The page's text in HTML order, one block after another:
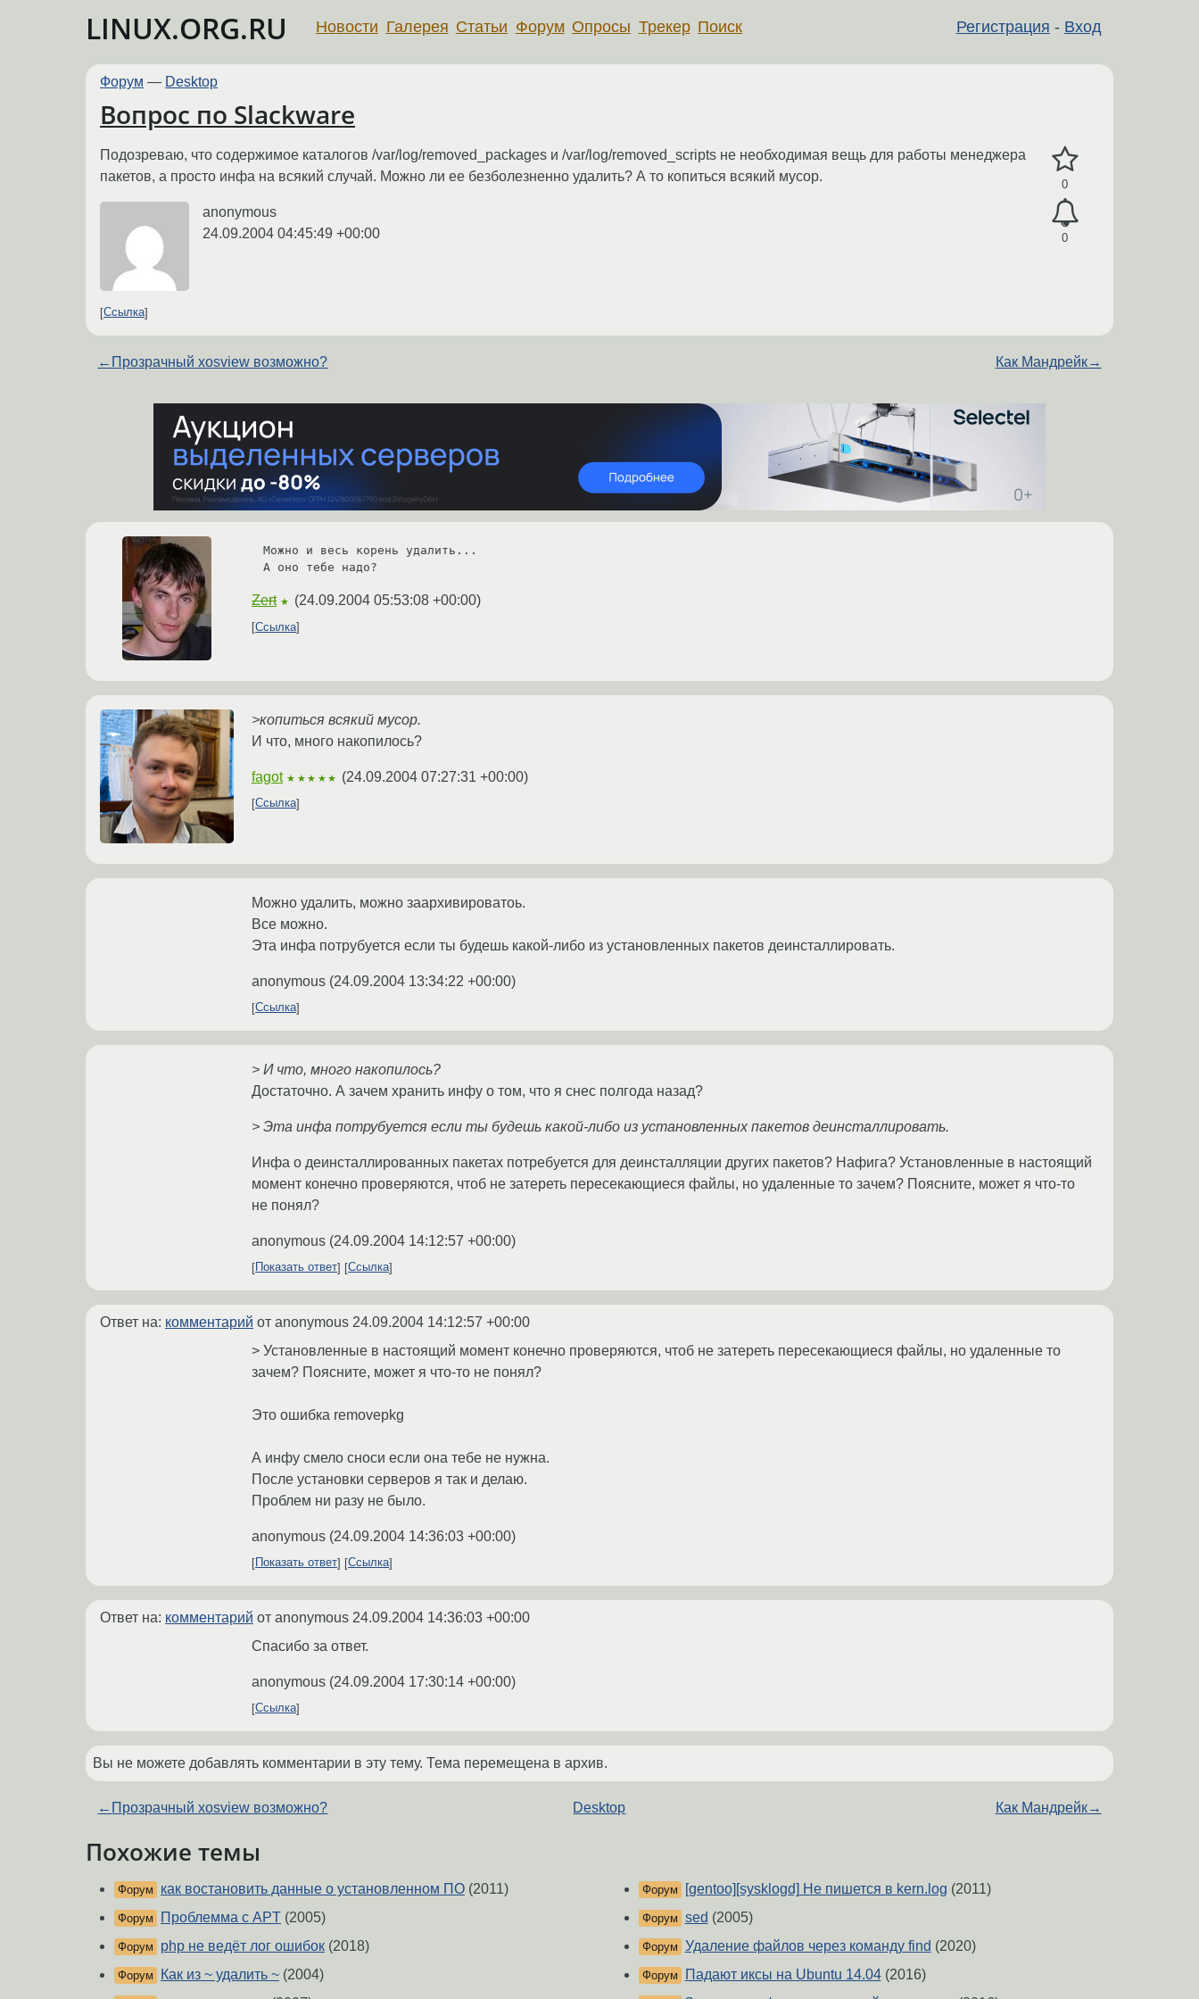
LINUX.ORG.RU Регистрация - Вход
Новости Галерея Статьи Форум Опросы Трекер Поиск
Форум — Desktop
Вопрос по Slackware
0
0
Подозреваю, что содержимое каталогов /var/log/removed_packages и /var/log/removed_scripts не необходимая вещь для работы менеджера
пакетов, а просто инфа на всякий случай. Можно ли ее безболезненно удалить? А то копиться всякий мусор.
anonymous
24.09.2004 04:45:49 +00:00
Ссылка
← Прозрачный xosview возможно? Как Мандрейк→
Можно и весь корень удалить...
А оно тебе надо?
Zert ★ (24.09.2004 05:53:08 +00:00)
Ссылка
>копиться всякий мусор.
И что, много накопилось?
fagot ★★★★★ (24.09.2004 07:27:31 +00:00)
Ссылка
Можно удалить, можно заархивироватоь.
Все можно.
Эта инфа потрубуется если ты будешь какой-либо из установленных пакетов деинсталлировать.
anonymous (24.09.2004 13:34:22 +00:00)
Ссылка
> И что, много накопилось?
Достаточно. А зачем хранить инфу о том, что я снес полгода назад?
> Эта инфа потрубуется если ты будешь какой-либо из установленных пакетов деинсталлировать.
Инфа о деинсталлированных пакетах потребуется для деинсталляции других пакетов? Нафига? Установленные в настоящий
момент конечно проверяются, чтоб не затереть пересекающиеся файлы, но удаленные то зачем? Поясните, может я что-то
не понял?
anonymous (24.09.2004 14:12:57 +00:00)
Показать ответ Ссылка
Ответ на: комментарий от anonymous 24.09.2004 14:12:57 +00:00
> Установленные в настоящий момент конечно проверяются, чтоб не затереть пересекающиеся файлы, но удаленные то
зачем? Поясните, может я что-то не понял?
Это ошибка removepkg
А инфу смело сноси если она тебе не нужна.
После установки серверов я так и делаю.
Проблем ни разу не было.
anonymous (24.09.2004 14:36:03 +00:00)
Показать ответ Ссылка
Ответ на: комментарий от anonymous 24.09.2004 14:36:03 +00:00
Спасибо за ответ.
anonymous (24.09.2004 17:30:14 +00:00)
Ссылка
Вы не можете добавлять комментарии в эту тему. Тема перемещена в архив.
← Прозрачный xosview возможно? Desktop Как Мандрейк→
Похожие темы
Форум как востановить данные о установленном ПО (2011)
Форум Проблемма с APT (2005)
Форум php не ведёт лог ошибок (2018)
Форум Как из ~ удалить ~ (2004)
Форум [gentoo][sysklogd] Не пишется в kern.log (2011)
Форум sed (2005)
Форум Удаление файлов через команду find (2020)
Форум Падают иксы на Ubuntu 14.04(2016)